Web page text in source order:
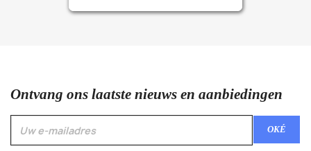
Ontvang ons laatste nieuws en aanbiedingen